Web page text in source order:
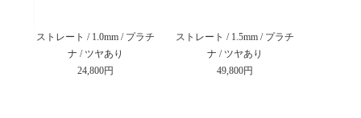
ストレート / 1.0mm / プラチ
ナ / ツヤあり
24,800円
ストレート / 1.5mm / プラチ
ナ / ツヤあり
49,800円